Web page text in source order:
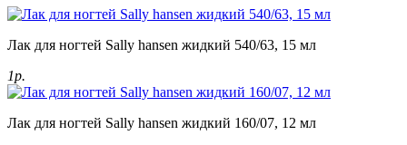
Лак для ногтей Sally hansen жидкий 540/63, 15 мл
1р.
Лак для ногтей Sally hansen жидкий 160/07, 12 мл